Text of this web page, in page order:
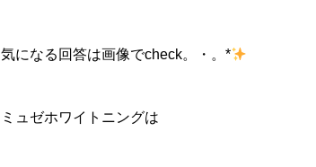
気になる回答は画像でcheck。・。*
ミュゼホワイトニングは